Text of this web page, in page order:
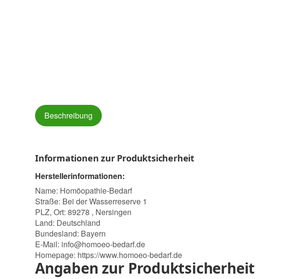
Beschreibung
Informationen zur Produktsicherheit
Herstellerinformationen:
Name: Homöopathie-Bedarf
Straße: Bei der Wasserreserve 1
PLZ, Ort: 89278 , Nersingen
Land: Deutschland
Bundesland: Bayern
E-Mail: info@homoeo-bedarf.de
Homepage: https://www.homoeo-bedarf.de
Angaben zur Produktsicherheit